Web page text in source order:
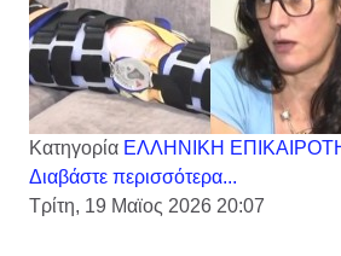
Κατηγορία ΕΛΛΗΝΙΚΗ
Διαβάστε περισσότερα...
Τρίτη, 19 Μαϊος 2026 20:07